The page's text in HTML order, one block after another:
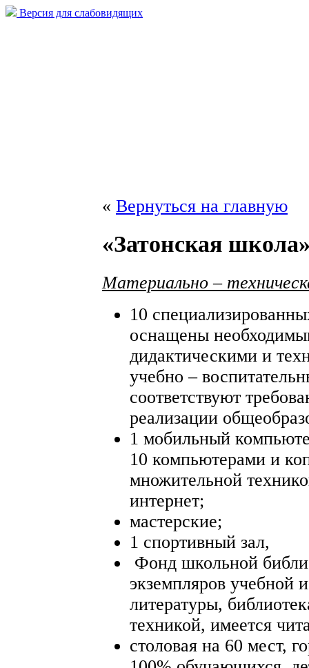
Версия для слабовидящих
« Вернуться на главную
«Затонская
Материально –
10
оснащены
дидактическими и
учебно –
соответствуют
реализации
1 мобильный
10 компьютерами и
множительной
интернет;
мастерские;
1 спортивный зал,
Фонд школьной
экземпляров учебной
литературы,
техникой, имеется
столовая на 60 мест,